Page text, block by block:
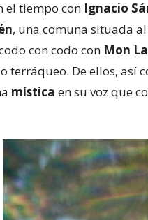
el tiempo con Ignacio
, una comuna situada
con codo con Mon
terráqueo. De ellos, así
místicaen su voz que